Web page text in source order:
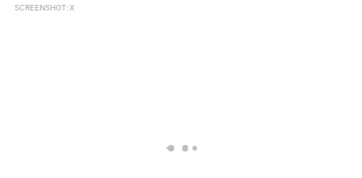
SCREENSHOT: X